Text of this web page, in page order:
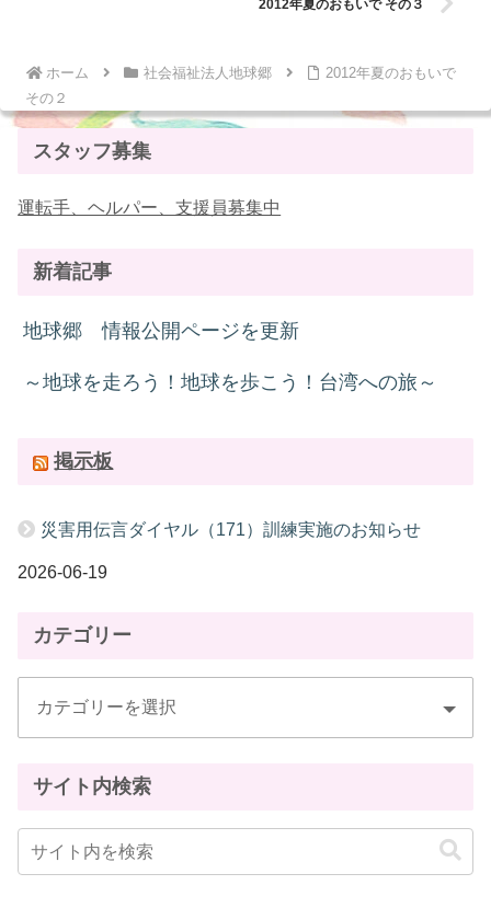
2012年夏のおもいで その３
ホーム 社会福祉法人地球郷
2012年夏のおもいで
その２
スタッフ募集
運転手、ヘルパー、支援員募集中
新着記事
地球郷 情報公開ページを更新
～地球を走ろう！地球を歩こう！台湾への旅～
掲示板
災害用伝言ダイヤル（171）訓練実施のお知らせ
2026-06-19
カテゴリー
サイト内検索